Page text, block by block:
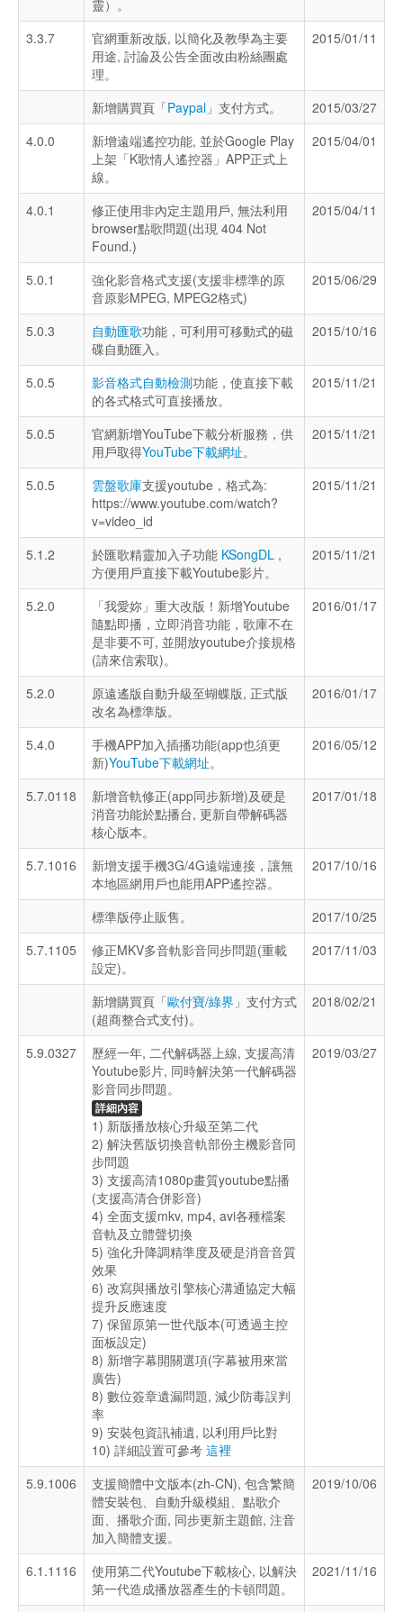
靈）。
3.3.7
官網重新改版, 以簡化及教學為主要
用途, 討論及公告全面改由粉絲團處
理。
2015/01/11
新增購買頁「Paypal 」支付方式。
2015/03/27
4.0.0
新增遠端遙控功能, 並於Google Play
上架「K歌情人遙控器」APP正式上
線。
2015/04/01
4.0.1
修正使用非內定主題用戶, 無法利用
browser點歌問題(出現 404 Not
Found.)
2015/04/11
5.0.1
強化影音格式支援(支援非標準的原
音原影MPEG, MPEG2格式)
2015/06/29
5.0.3 自動匯歌功能，可利用可移動式的磁
碟自動匯入。
2015/10/16
5.0.5 影音格式自動檢測功能，使直接下載
的各式格式可直接播放。
2015/11/21
5.0.5
官網新增YouTube下載分析服務，供
用戶取得YouTube下載網址。
2015/11/21
5.0.5 雲盤歌庫支援youtube，格式為:
https://www.youtube.com/watch?
v=video_id
2015/11/21
5.1.2 於匯歌精靈加入子功能 KSongDL ,
方便用戶直接下載Youtube影片。
2015/11/21
5.2.0
「我愛妳」重大改版！新增Youtube
隨點即播，立即消音功能，歌庫不在
是非要不可, 並開放youtube介接規格
(請來信索取)。
2016/01/17
5.2.0
原遠遙版自動升級至蝴蝶版, 正式版
改名為標準版。
2016/01/17
5.4.0
手機APP加入插播功能(app也須更
新)YouTube下載網址。
2016/05/12
5.7.0118
新增音軌修正(app同步新增)及硬是
消音功能於點播台, 更新自帶解碼器
核心版本。
2017/01/18
5.7.1016
新增支援手機3G/4G遠端連接，讓無
本地區網用戶也能用APP遙控器。
2017/10/16
標準版停止販售。
2017/10/25
5.7.1105
修正MKV多音軌影音同步問題(重載
設定)。
2017/11/03
新增購買頁「歐付寶/綠界 」支付方式
(超商整合式支付)。
2018/02/21
5.9.0327
歷經一年, 二代解碼器上線, 支援高清
Youtube影片, 同時解決第一代解碼器
影音同步問題。
詳細內容
1) 新版播放核心升級至第二代
2) 解決舊版切換音軌部份主機影音同
步問題
3) 支援高清1080p畫質youtube點播
(支援高清合併影音)
4) 全面支援mkv, mp4, avi各種檔案
音軌及立體聲切換
5) 強化升降調精準度及硬是消音音質
效果
6) 改寫與播放引擎核心溝通協定大幅
提升反應速度
7) 保留原第一世代版本(可透過主控
面板設定)
8) 新增字幕開關選項(字幕被用來當
廣告)
8) 數位簽章遺漏問題, 減少防毒誤判
率
9) 安裝包資訊補遺, 以利用戶比對
10) 詳細設置可參考 這裡
2019/03/27
5.9.1006
支援簡體中文版本(zh-CN), 包含繁簡
體安裝包、自動升級模組、點歌介
面、播歌介面, 同步更新主題館, 注音
加入簡體支援。
2019/10/06
6.1.1116
使用第二代Youtube下載核心, 以解決
第一代造成播放器產生的卡頓問題。
2021/11/16